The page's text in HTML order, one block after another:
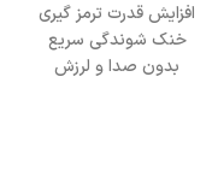
افزایش قدرت ترمز گیری
خنک شوندگی سریع
بدون صدا و لرزش